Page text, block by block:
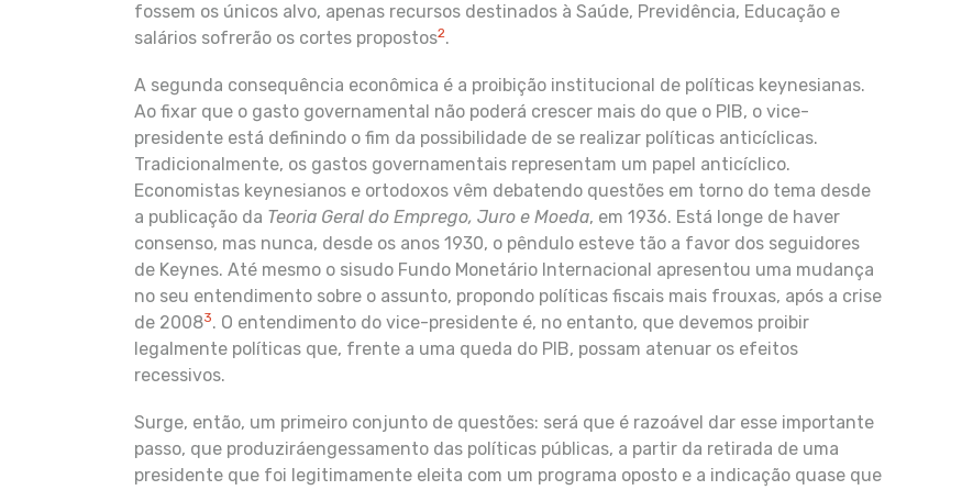
fossem os únicos alvo, apenas recursos destinados à Saúde, Previdência, Educação e
salários sofrerão os cortes propostos2.
A segunda consequência econômica é a proibição institucional de políticas keynesianas.
Ao fixar que o gasto governamental não poderá crescer mais do que o PIB, o vice-
presidente está definindo o fim da possibilidade de se realizar políticas anticíclicas.
Tradicionalmente, os gastos governamentais representam um papel anticíclico.
Economistas keynesianos e ortodoxos vêm debatendo questões em torno do tema desde
a publicação da Teoria Geral do Emprego, Juro e Moeda, em 1936. Está longe de haver
consenso, mas nunca, desde os anos 1930, o pêndulo esteve tão a favor dos seguidores
de Keynes. Até mesmo o sisudo Fundo Monetário Internacional apresentou uma mudança
no seu entendimento sobre o assunto, propondo políticas fiscais mais frouxas, após a crise
de 20083. O entendimento do vice-presidente é, no entanto, que devemos proibir
legalmente políticas que, frente a uma queda do PIB, possam atenuar os efeitos
recessivos.
Surge, então, um primeiro conjunto de questões: será que é razoável dar esse importante
passo, que produziráengessamento das políticas públicas, a partir da retirada de uma
presidente que foi legitimamente eleita com um programa oposto e a indicação quase que